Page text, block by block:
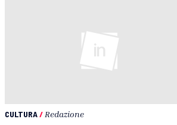
CULTURA/ Redazione